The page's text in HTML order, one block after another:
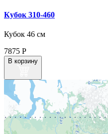
Кубок 310‑460
Кубок 46 см
7875 Р
В корзину